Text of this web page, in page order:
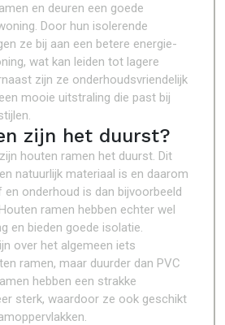
en deuren een goede
Door hun isolerende
ze bij aan een betere energie-
wat kan leiden tot lagere
zijn ze onderhoudsvriendelijk
mooie uitstraling die past bij
zijn het duurst?
houten ramen het duurst. Dit
natuurlijk materiaal is en daarom
en onderhoud is dan bijvoorbeeld
ramen hebben echter wel
en bieden goede isolatie.
over het algemeen iets
ramen, maar duurder dan PVC
hebben een strakke
sterk, waardoor ze ook geschikt